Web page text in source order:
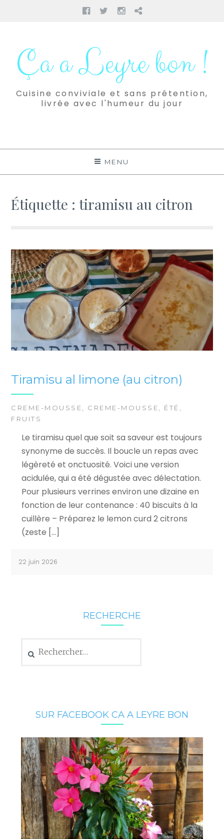
Facebook
TwitterInstagram
Pinterest
contenuÇa a Leyre bon !
Cuisine conviviale et sans prétention,
livrée avec l'humeur du jour
MENU
Étiquette :tiramisu au citron
Tiramisu al limone (au citron)
CREME-MOUSSE, CREME-MOUSSE, ÉTÉ ,
FRUITS
Le tiramisu quel que soit sa saveur est toujours
synonyme de succès. Il boucle un repas avec
légèreté et onctuosité. Voici une version
acidulée, qui a été dégustée avec délectation.
Pour plusieurs verrines environ une dizaine en
fonction de leur contenance : 40 biscuits à la
cuillère – Préparez le lemon curd 2 citrons
(zeste […]
22 juin 2026
RECHERCHE
SUR FACEBOOK CA A LEYRE BON